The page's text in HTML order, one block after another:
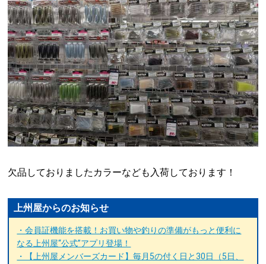
欠品しておりましたカラーなども入荷しております！
上州屋からのお知らせ
・会員証機能を搭載！お買い物や釣りの準備がもっと便利に
なる上州屋“公式”アプリ登場！
・【上州屋メンバーズカード】毎月5の付く日と30日（5日、